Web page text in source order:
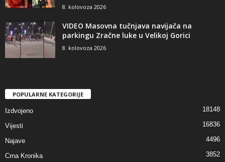
8. kolovoza 2026
VIDEO Masovna tučnjava navijača na
parkingu Zračne luke u Velikoj Gorici
8. kolovoza 2026
POPULARNE KATEGORIJE
Izdvojeno 18148
Vijesti 16836
Najave 4496
Crna Kronika 3852